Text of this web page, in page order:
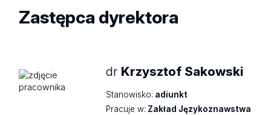
Zastępca dyrektora
dr Krzysztof Sakowski
Stanowisko: adiunkt
Pracuje w: Zakład Językoznawstwa